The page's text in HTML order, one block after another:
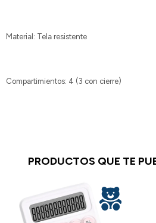
Material: Tela resistente
Compartimientos: 4 (3 con cierre)
PRODUCTOS QUE TE